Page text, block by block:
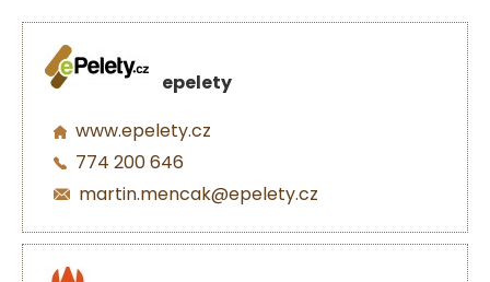
epelety
www.epelety.cz
774 200 646
martin.mencak@epelety.cz